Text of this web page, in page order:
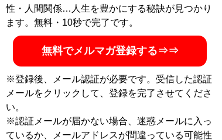
性・人間関係…人生を豊かにする秘訣が見つかり
ます。無料・10秒で完了です。
無料でメルマガ登録する⇒⇒
※登録後、メール認証が必要です。受信した認証
メールをクリックして、登録を完了させてくださ
い。
※認証メールが届かない場合、迷惑メールに入っ
ているか、メールアドレスが間違っている可能性